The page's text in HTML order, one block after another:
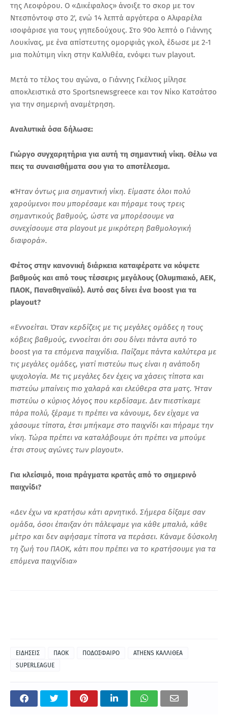
της Λεοφόρου. Ο «Δικέφαλος» άνοιξε το σκορ με τον
Ντεσπόντοφ στο 2', ενώ 14 λεπτά αργότερα ο Αλφαρέλα
ισοφάρισε για τους γηπεδούχους. Στο 90ο λεπτό ο Γιάννης
Λουκίνας, με ένα απίστευτης ομορφιάς γκολ, έδωσε με 2-1
μια πολύτιμη νίκη στην Καλλιθέα, ενόψει των playout.
Μετά το τέλος του αγώνα, ο Γιάννης Γκέλιος μίλησε
αποκλειστικά στο Sportsnewsgreece και τον Νίκο Κατσάτσο
για την σημερινή αναμέτρηση.
Αναλυτικά όσα δήλωσε:
Γιώργο συγχαρητήρια για αυτή τη σημαντική νίκη. Θέλω να
πεις τα συναισθήματα σου για το αποτέλεσμα.
«Ήταν όντως μια σημαντική νίκη. Είμαστε όλοι πολύ
χαρούμενοι που μπορέσαμε και πήραμε τους τρεις
σημαντικούς βαθμούς, ώστε να μπορέσουμε να
συνεχίσουμε στα playout με μικρότερη βαθμολογική
διαφορά».
Φέτος στην κανονική διάρκεια καταφέρατε να κόψετε
βαθμούς και από τους τέσσερις μεγάλους (Ολυμπιακό, ΑΕΚ,
ΠΑΟΚ, Παναθηναϊκό). Αυτό σας δίνει ένα boost για τα
playout?
«Εννοείται. Όταν κερδίζεις με τις μεγάλες ομάδες η τους
κόβεις βαθμούς, εννοείται ότι σου δίνει πάντα αυτό το
boost για τα επόμενα παιχνίδια. Παίζαμε πάντα καλύτερα με
τις μεγάλες ομάδες, γιατί πιστεύω πως είναι η ανάποδη
ψυχολογία. Με τις μεγάλες δεν έχεις να χάσεις τίποτα και
πιστεύω μπαίνεις πιο χαλαρά και ελεύθερα στα ματς. Ήταν
πιστεύω ο κύριος λόγος που κερδίσαμε. Δεν πιεστίκαμε
πάρα πολύ, ξέραμε τι πρέπει να κάνουμε, δεν είχαμε να
χάσουμε τίποτα, έτσι μπήκαμε στο παιχνίδι και πήραμε την
νίκη. Τώρα πρέπει να καταλάβουμε ότι πρέπει να μπούμε
έτσι στους αγώνες των playout».
Για κλείσιμό, ποια πράγματα κρατάς από το σημερινό
παιχνίδι?
«Δεν έχω να κρατήσω κάτι αρνητικό. Σήμερα δίξαμε σαν
ομάδα, όσοι έπαιξαν ότι πάλεψαμε για κάθε μπαλιά, κάθε
μέτρο και δεν αφήσαμε τίποτα να περάσει. Κάναμε δύσκολη
τη ζωή του ΠΑΟΚ, κάτι που πρέπει να το κρατήσουμε για τα
επόμενα παιχνίδια»
ΕΙΔΗΣΕΙΣ ΠΑΟΚ ΠΟΔΟΣΦΑΙΡΟ
ATHENS ΚΑΛΛΙΘΕΑ
SUPERLEAGUE